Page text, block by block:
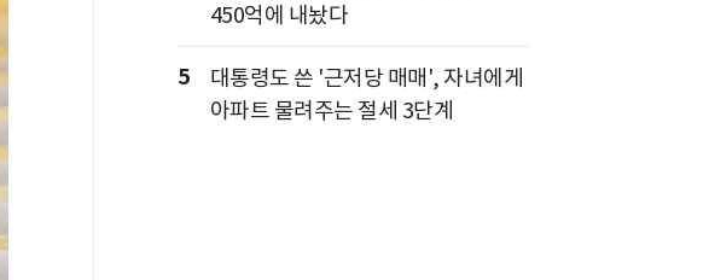
450억에 내놨다
5
대통령도 쓴 '근저당 매매', 자녀에게
아파트 물려주는 절세 3단계